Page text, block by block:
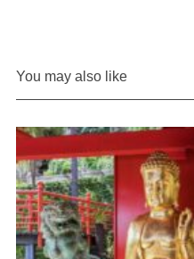
You may also like